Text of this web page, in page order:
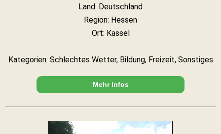
Land: Deutschland
Region: Hessen
Ort: Kassel
Kategorien: Schlechtes Wetter, Bildung, Freizeit, Sonstiges
Mehr Infos